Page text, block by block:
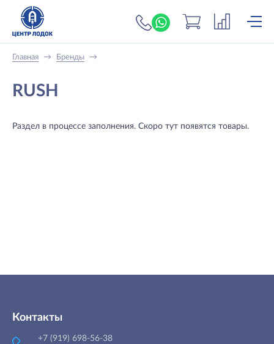
+7 (919) 698-56-
Главная → Бренды →
RUSH
Раздел в процессе заполнения. Скоро тут появятся товары.
Контакты
+7 (919) 698-56-38